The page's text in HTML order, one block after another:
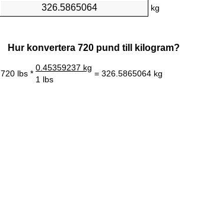
kg
Hur konvertera 720 pund till kilogram?
720 lbs *
0.45359237 kg
= 326.5865064 kg
1 lbs